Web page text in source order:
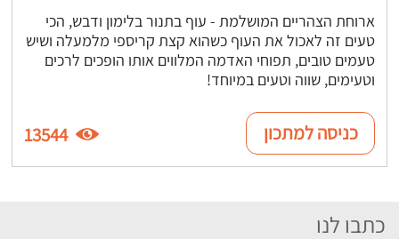
ארוחת הצהריים המושלמת - עוף בתנור בלימון ודבש, הכי
טעים זה לאכול את העוף כשהוא קצת קריספי מלמעלה ושיש
טעמים טובים, תפוחי האדמה המלווים אותו הופכים לרכים
וטעימים, שווה וטעים במיוחד!
כניסה למתכון 13544
כתבו לנו